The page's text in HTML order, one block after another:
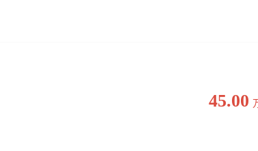
45.00